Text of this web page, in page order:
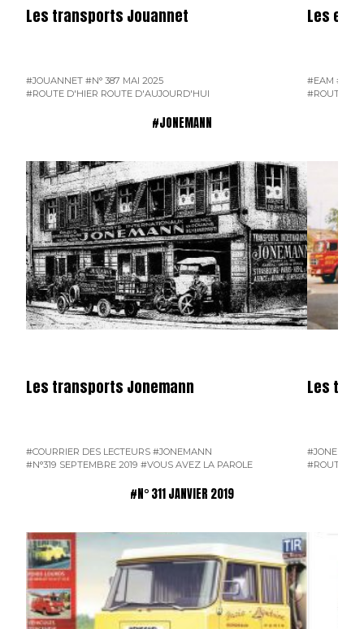
Les transports Jouannet
#JOUANNET #N° 387 MAI 2025
#ROUTE D'HIER ROUTE D'AUJOURD'HUI
Les
#EAM
#ROUTE
#JONEMANN
Les transports Jonemann
#COURRIER DES LECTEURS #JONEMANN
#N°319 SEPTEMBRE 2019 #VOUS AVEZ LA PAROLE
Les
#ROUTE
#N° 311 JANVIER 2019